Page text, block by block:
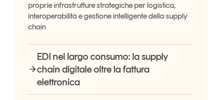
proprie infrastrutture strategiche per logistica,
interoperabilità e gestione intelligente della supply
chain
EDI nel largo consumo: la supply
chain digitale oltre la fattura
elettronica